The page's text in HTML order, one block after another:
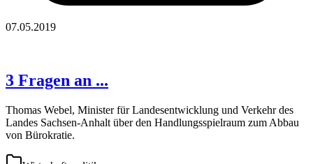
07.05.2019
3 Fragen an ...
Thomas Webel, Minister für Landesentwicklung und Verkehr des
Landes Sachsen-Anhalt über den Handlungsspielraum zum Abbau
von Bürokratie.